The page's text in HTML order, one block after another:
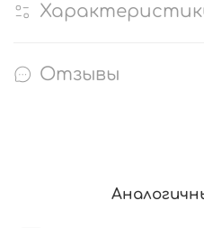
Отзывы